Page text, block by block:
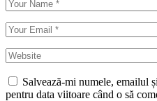
Salvează-mi numele, emailul
pentru data viitoare când o să